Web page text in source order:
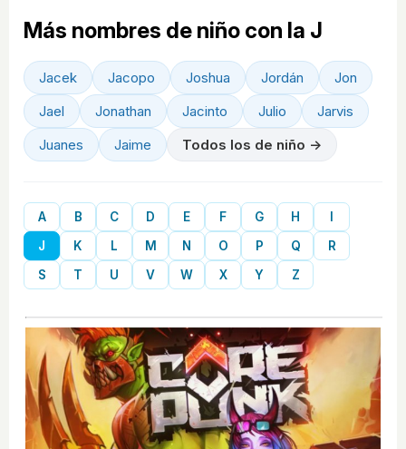
Más nombres de niño con la J
Jacek Jacopo Joshua Jordán
Jon
Jael
Jonathan Jacinto Julio
Jarvis
Juanes
Jaime Todos los de niño →
A B C D E F G H
J
K L M N O P Q
R
S
T U V W X Y Z